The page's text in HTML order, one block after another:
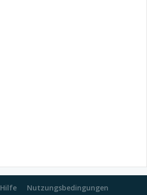
Hilfe Nutzungsbedingungen